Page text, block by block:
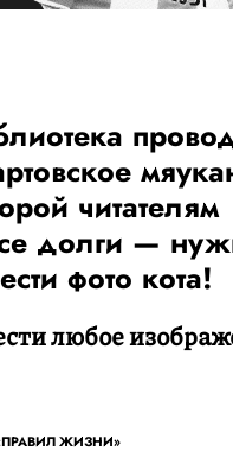
читателям
долги —
фото кота!
любое
ЖИЗНИ»